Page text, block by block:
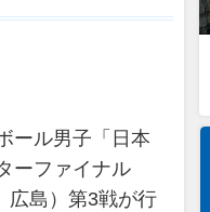
ール男子「日本
ーファイナル
広島）第3戦が行